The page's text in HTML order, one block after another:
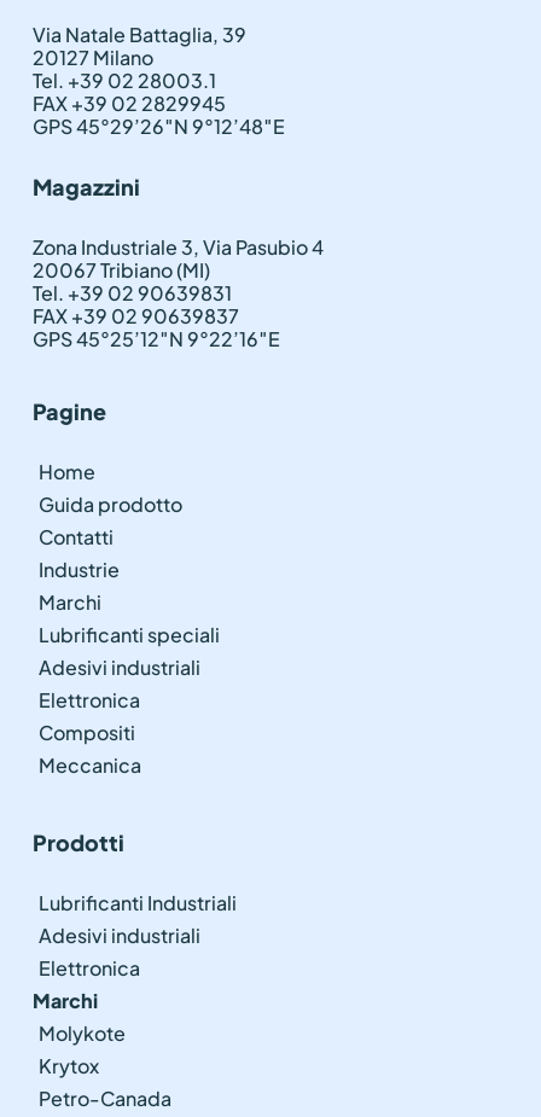
Via Natale Battaglia, 39
20127 Milano
Tel. +39 02 28003.1
FAX +39 02 2829945
GPS 45°29’26″N 9°12’48″E
Magazzini
Zona Industriale 3, Via Pasubio 4
20067 Tribiano (MI)
Tel. +39 02 90639831
FAX +39 02 90639837
GPS 45°25’12″N 9°22’16″E
Pagine
Home
Guida prodotto
Contatti
Industrie
Marchi
Lubrificanti speciali
Adesivi industriali
Elettronica
Compositi
Meccanica
Prodotti
Lubrificanti Industriali
Adesivi industriali
Elettronica
Marchi
Molykote
Krytox
Petro-Canada